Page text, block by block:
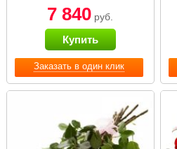
Заказать в один клик
7 840 руб.
Купить